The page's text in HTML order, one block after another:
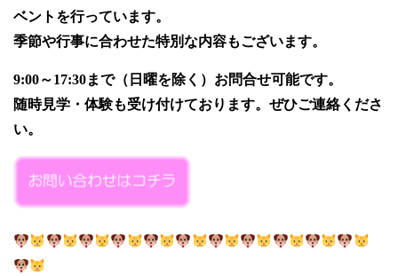
ベントを行っています。
季節や行事に合わせた特別な内容もございます。
9:00～17:30まで（日曜を除く）お問合せ可能です。
随時見学・体験も受け付けております。ぜひご連絡くださ
い。